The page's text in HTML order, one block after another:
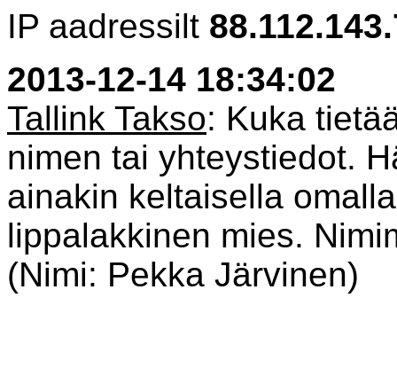
IP aadressilt
2013-12-14 18:34:02
Tallink Takso: Kuka
nimen tai yhteystiedot.
ainakin keltaisella
lippalakkinen mies.
(Nimi: Pekka Järvinen)